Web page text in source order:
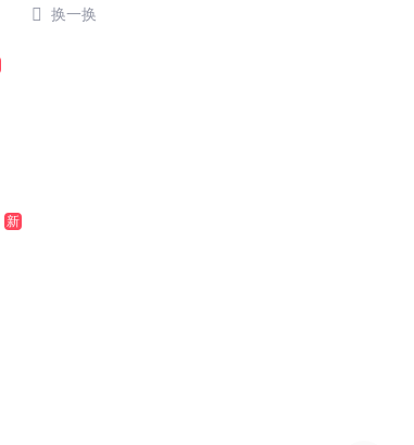
 换一换
新